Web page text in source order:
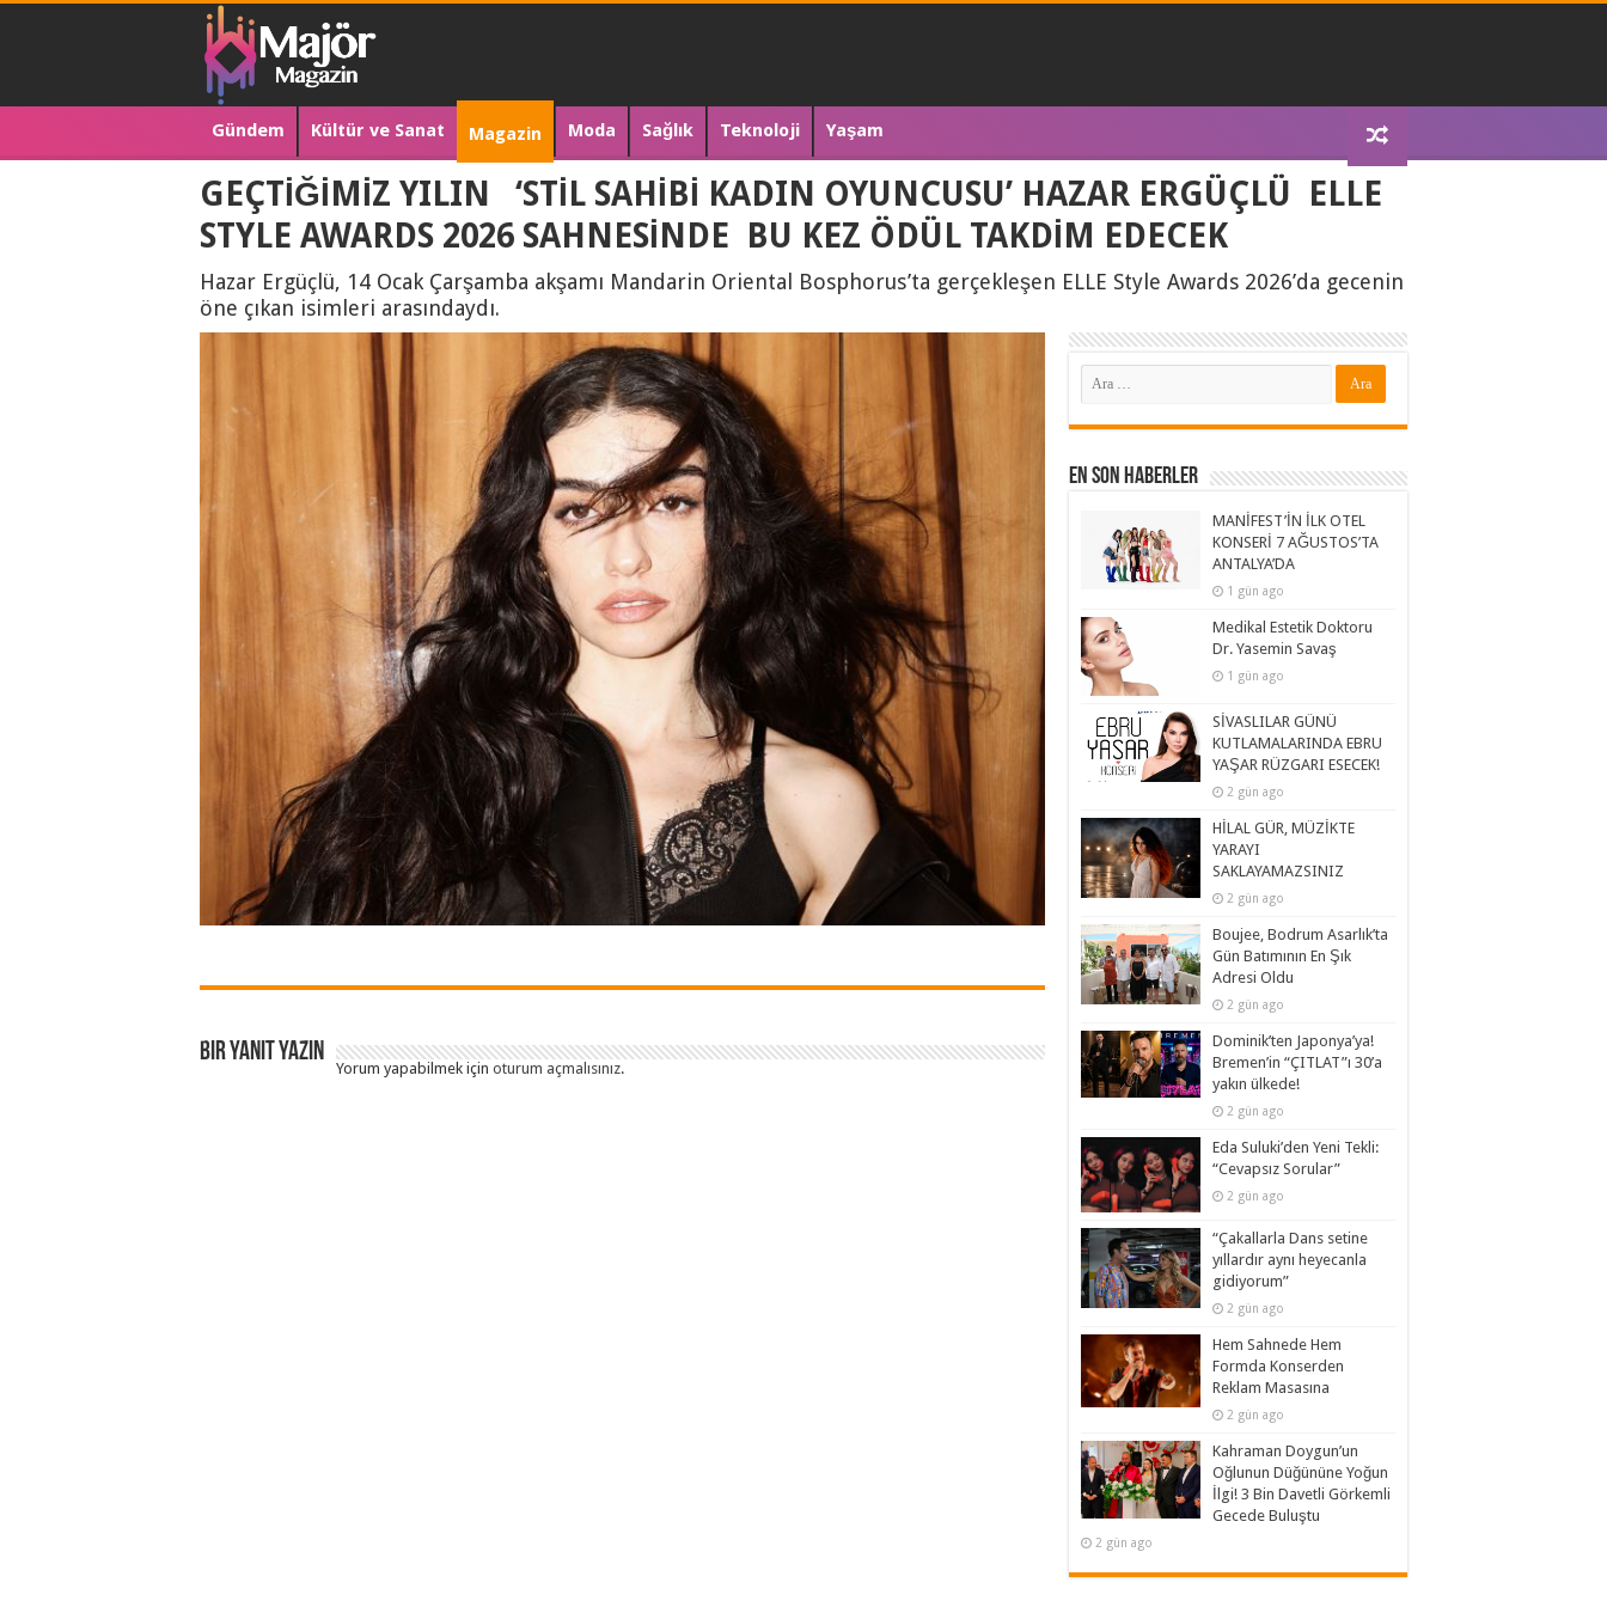
Gündem Kültür ve Sanat Magazin Moda Sağlık Teknoloji Yaşam
GEÇTİĞİMİZ YILIN ‘STİL SAHİBİ KADIN OYUNCUSU’ HAZAR ERGÜÇLÜ ELLE
STYLE AWARDS 2026 SAHNESİNDE BU KEZ ÖDÜL TAKDİM EDECEK
Hazar Ergüçlü, 14 Ocak Çarşamba akşamı Mandarin Oriental Bosphorus’ta gerçekleşen ELLE Style Awards 2026’da gecenin
öne çıkan isimleri arasındaydı.
Bir yanıt yazın
Yorum yapabilmek için oturum açmalısınız.
En Son Haberler
MANİFEST’İN İLK OTEL
KONSERİ 7 AĞUSTOS’TA
ANTALYA’DA
1 gün ago
Medikal Estetik Doktoru
Dr. Yasemin Savaş
1 gün ago
SİVASLILAR GÜNÜ
KUTLAMALARINDA EBRU
YAŞAR RÜZGARI ESECEK!
2 gün ago
HİLAL GÜR, MÜZİKTE
YARAYI
SAKLAYAMAZSINIZ
2 gün ago
Boujee, Bodrum Asarlık’ta
Gün Batımının En Şık
Adresi Oldu
2 gün ago
Dominik’ten Japonya’ya!
Bremen’in “ÇITLAT”ı 30’a
yakın ülkede!
2 gün ago
Eda Suluki’den Yeni Tekli:
“Cevapsız Sorular”
2 gün ago
“Çakallarla Dans setine
yıllardır aynı heyecanla
gidiyorum”
2 gün ago
Hem Sahnede Hem
Formda Konserden
Reklam Masasına
2 gün ago
Kahraman Doygun’un
Oğlunun Düğününe Yoğun
İlgi! 3 Bin Davetli Görkemli
Gecede Buluştu
2 gün ago